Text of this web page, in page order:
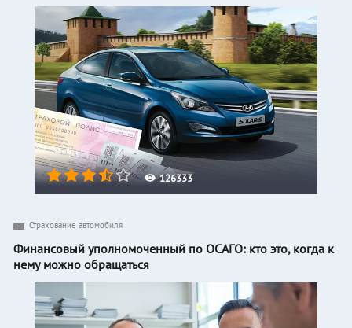
126333
Страхование автомобиля
Финансовый уполномоченный по ОСАГО: кто это, когда к
нему можно обращаться